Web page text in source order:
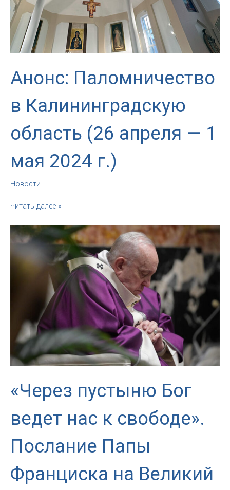
Анонс: Паломничество
в Калининградскую
область (26 апреля — 1
мая 2024 г.)
Новости
Анонс:
Паломничество
в
Калининградскую
область
(26
Читать далее »
«Через пустыню Бог
ведет нас к свободе».
Послание Папы
Франциска на Великий